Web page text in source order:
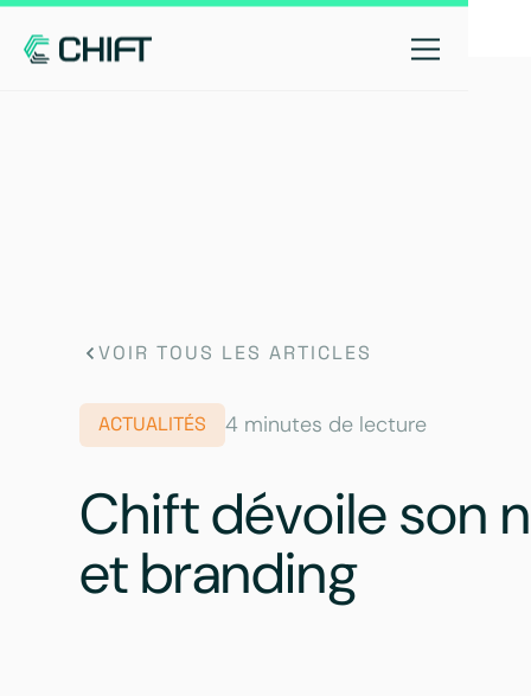
VOIR TOUS LES ARTICLES
ACTUALITÉS 4 minutes de lecture
Chift dévoile son
et branding